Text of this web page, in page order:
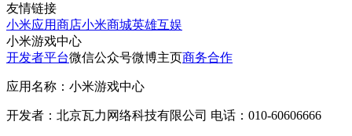
友情链接
小米应用商店小米商城英雄互娱
小米游戏中心
开发者平台微信公众号微博主页商务合作
应用名称：小米游戏中心
开发者：北京瓦力网络科技有限公司 电话：010-60606666